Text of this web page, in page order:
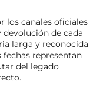
los canales oficiales
devolución de cada
larga y reconocida
fechas representan
del legado